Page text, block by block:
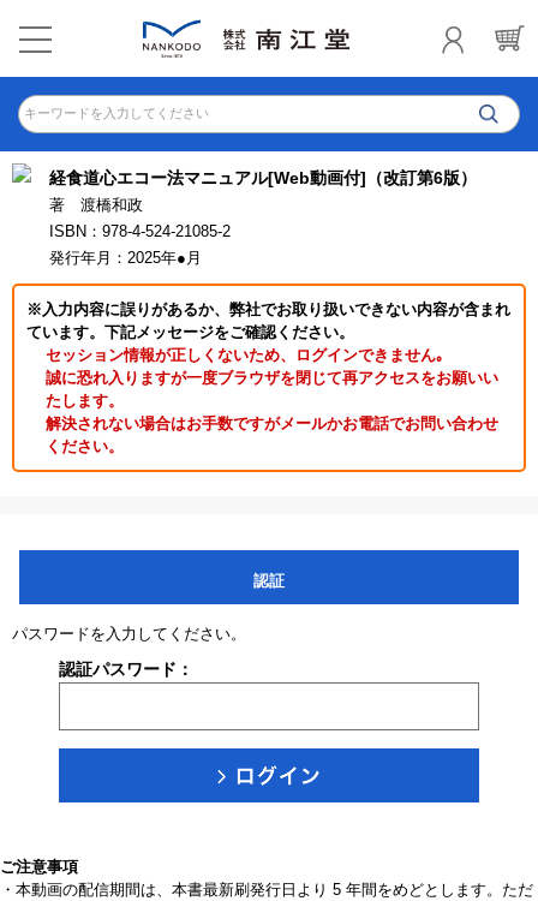
キーワードを入力してください
経食道心エコー法マニュアル[Web動画付]（改訂第6版）
著 渡橋和政
ISBN：978-4-524-21085-2
発行年月：2025年●月
※入力内容に誤りがあるか、弊社でお取り扱いできない内容が含まれ
ています。下記メッセージをご確認ください。
セッション情報が正しくないため、ログインできません｡
誠に恐れ入りますが一度ブラウザを閉じて再アクセスをお願いい
たします。
解決されない場合はお手数ですがメールかお電話でお問い合わせ
ください。
認証
パスワードを入力してください。
認証パスワード：
ご注意事項
・本動画の配信期間は、本書最新刷発行日より 5 年間をめどとします。ただ